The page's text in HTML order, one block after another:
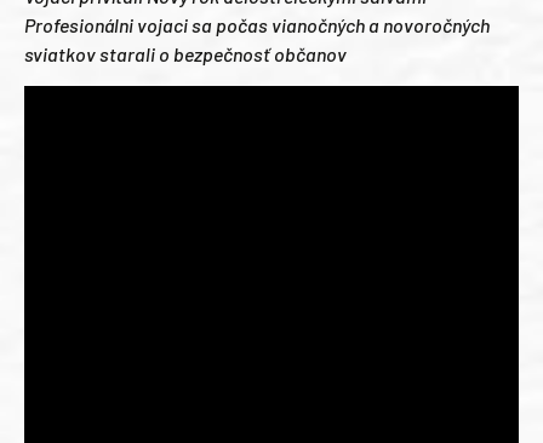
Profesionálni vojaci sa počas vianočných a novoročných
sviatkov starali o bezpečnosť občanov